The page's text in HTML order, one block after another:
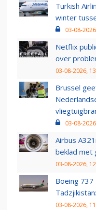
Turkish
winter
03-08-
Netflix
over
03-08-2026,
Brussel
03-08-
Airbus
beklad met
03-08-2026,
Boeing 737
03-08-2026,